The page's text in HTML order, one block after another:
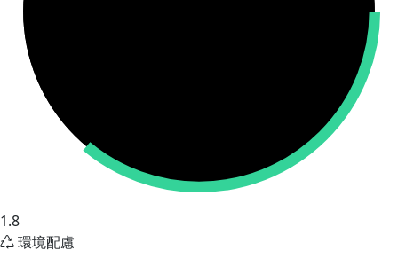
1.8
環境配慮